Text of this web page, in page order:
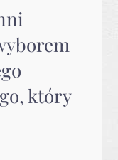
który